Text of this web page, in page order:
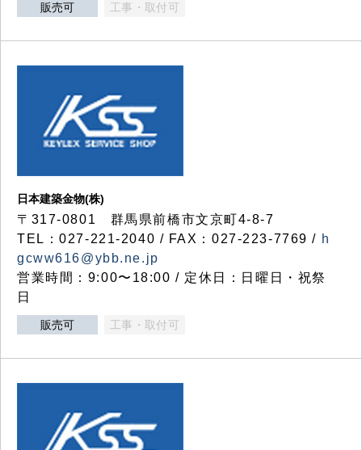
販売可 工事・取付可
日本建築金物(株)
〒317‐0801 群馬県前橋市文京町4-8-7
TEL：027-221-2040 / FAX：027-223-7769 / h
gcww616@ybb.ne.jp
営業時間：9:00〜18:00 / 定休日：日曜日・祝祭
日
販売可 工事・取付可